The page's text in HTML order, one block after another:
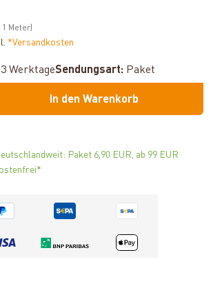
1 Meter)
*Versandkosten
WerktageSendungsart: Paket
In den Warenkorb
Paket 6,90 EUR, ab 99 EUR